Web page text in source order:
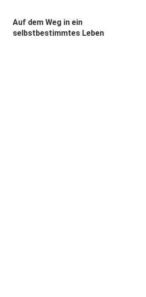
Auf dem Weg in ein
selbstbestimmtes Leben